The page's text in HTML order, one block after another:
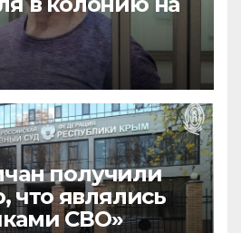
получили
что являлись
СВО»